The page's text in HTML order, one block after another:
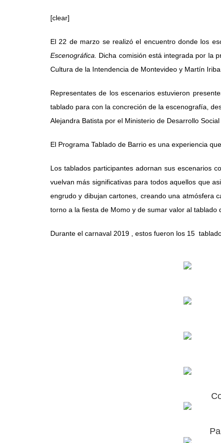
[clear]
El 22 de marzo se realizó el encuentro donde los
Escenográfica. Dicha comisión está integrada por la
Cultura de la Intendencia de Montevideo y Martín
Representates de los escenarios estuvieron
tablado para con la concreción de la escenografía,
Alejandra Batista por el Ministerio de Desarrollo
El Programa Tablado de Barrio es una experiencia
Los tablados participantes adornan sus escenarios
vuelvan más significativas para todos aquellos que
engrudo y dibujan cartones, creando una atmósfera
torno a la fiesta de Momo y de sumar valor al
Durante el carnaval 2019 , estos fueron los 15